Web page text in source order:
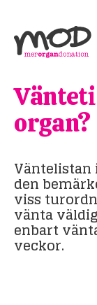
organ?
den
viss
vänta
enbart
veckor.